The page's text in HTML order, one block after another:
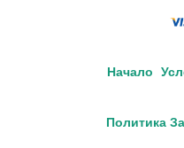
Начало
Политика